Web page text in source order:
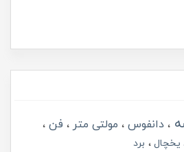
دانفوس مولتی متر
فن
یخچال برد